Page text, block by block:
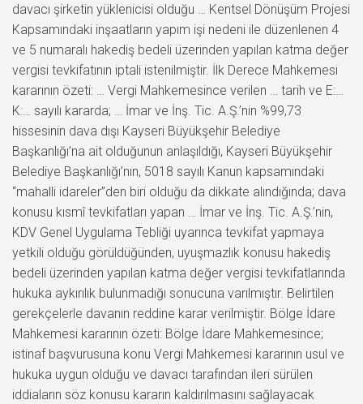
davacı şirketin yüklenicisi olduğu … Kentsel Dönüşüm Projesi
Kapsamındaki inşaatların yapım işi nedeni ile düzenlenen 4
ve 5 numaralı hakediş bedeli üzerinden yapılan katma değer
vergisi tevkifatının iptali istenilmiştir. İlk Derece Mahkemesi
kararının özeti: … Vergi Mahkemesince verilen … tarih ve E:…
K:… sayılı kararda; … İmar ve İnş. Tic. A.Ş.’nin %99,73
hissesinin dava dışı Kayseri Büyükşehir Belediye
Başkanlığı’na ait olduğunun anlaşıldığı, Kayseri Büyükşehir
Belediye Başkanlığı’nın, 5018 sayılı Kanun kapsamındaki
“mahalli idareler”den biri olduğu da dikkate alındığında; dava
konusu kısmî tevkifatları yapan … İmar ve İnş. Tic. A.Ş.’nin,
KDV Genel Uygulama Tebliği uyarınca tevkifat yapmaya
yetkili olduğu görüldüğünden, uyuşmazlık konusu hakediş
bedeli üzerinden yapılan katma değer vergisi tevkifatlarında
hukuka aykırılık bulunmadığı sonucuna varılmıştır. Belirtilen
gerekçelerle davanın reddine karar verilmiştir. Bölge İdare
Mahkemesi kararının özeti: Bölge İdare Mahkemesince;
istinaf başvurusuna konu Vergi Mahkemesi kararının usul ve
hukuka uygun olduğu ve davacı tarafından ileri sürülen
iddiaların söz konusu kararın kaldırılmasını sağlayacak